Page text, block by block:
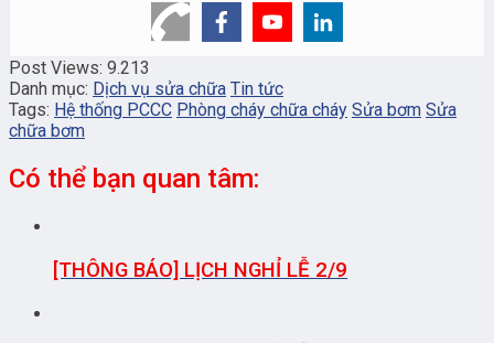
Post Views: 9.213
Danh mục: Dịch vụ sửa chữa Tin tức
Tags: Hệ thống PCCC Phòng cháy chữa cháy Sửa bơm Sửa
chữa bơm
Có thể bạn quan tâm:
[THÔNG BÁO] LỊCH NGHỈ LỄ 2/9